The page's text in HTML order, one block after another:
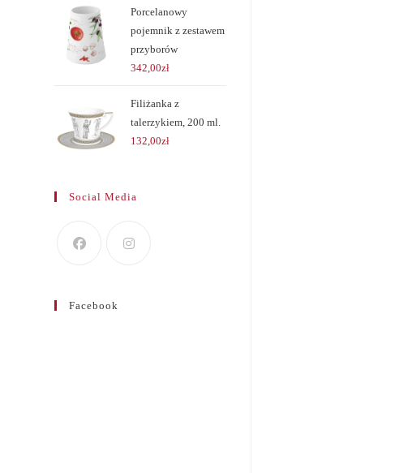
Porcelanowy
pojemnik z zestawem
przyborów
342,00zł
Filiżanka z
talerzykiem, 200 ml.
132,00zł
Social Media
Facebook